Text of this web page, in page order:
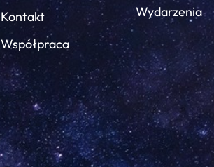
Kontakt
Współpraca
Wydarzenia